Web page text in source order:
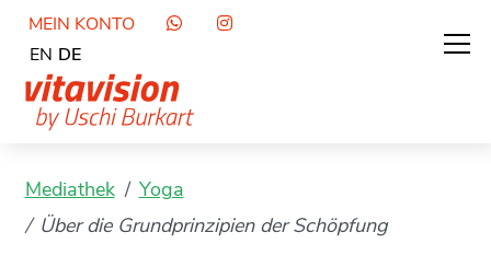
MEIN KONTO
EN DE
Mediathek
Yoga
Über die Grundprinzipien der Schöpfung